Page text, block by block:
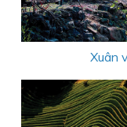
Xuân